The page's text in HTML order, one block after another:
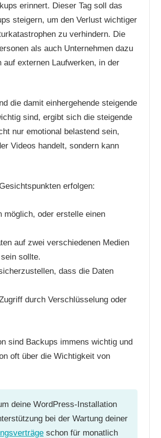
erinnert. Dieser Tag soll das
steigern, um den Verlust wichtiger
zu verhindern. Die
als auch Unternehmen dazu
externen Laufwerken, in der
die damit einhergehende steigende
sind, ergibt sich die steigende
nur emotional belastend sein,
Videos handelt, sondern kann
erfolgen:
möglich, oder erstelle einen
auf zwei verschiedenen Medien
sollte.
dass die Daten
durch Verschlüsselung oder
sind Backups immens wichtig und
oft über die Wichtigkeit von
deine WordPress-Installation
bei der Wartung deiner
schon für monatlich